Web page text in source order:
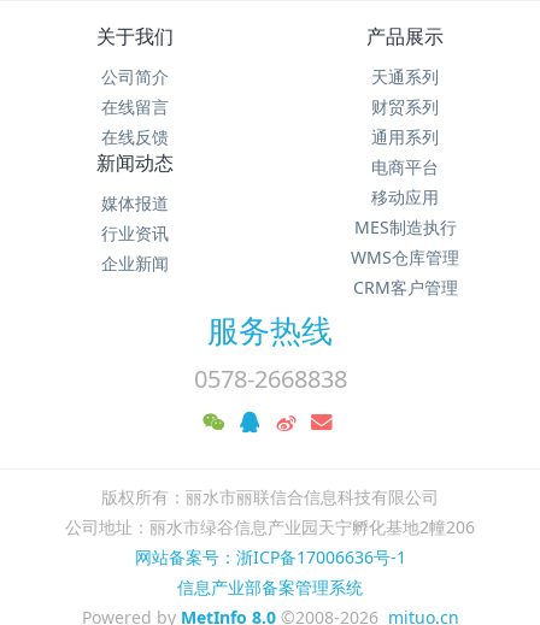
关于我们
公司简介
在线留言
在线反馈
产品展示
天通系列
财贸系列
通用系列
电商平台
移动应用
MES制造执行
WMS仓库管理
CRM客户管理
新闻动态
媒体报道
行业资讯
企业新闻
服务热线
0578-2668838
版权所有：丽水市丽联信合信息科技有限公司
公司地址：丽水市绿谷信息产业园天宁孵化基地2幢206
网站备案号：浙ICP备17006636号-1
信息产业部备案管理系统
Powered by MetInfo 8.0©2008-2026 mituo.cn